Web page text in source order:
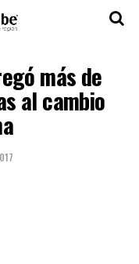
más de
al cambio